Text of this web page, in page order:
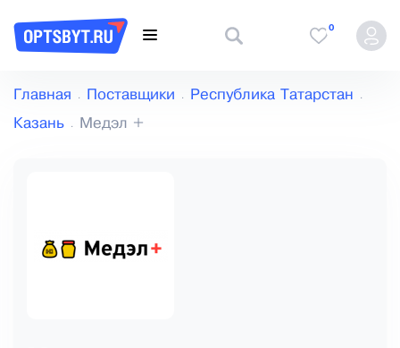
0
Главная Поставщики Республика Татарстан
Казань Медэл +